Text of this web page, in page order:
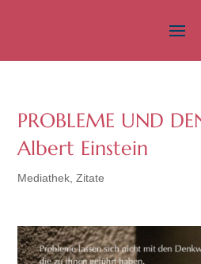
PROBLEME UND
Albert Einstein
Mediathek ,Zitate